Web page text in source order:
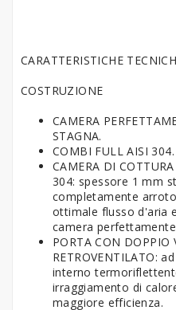
CARATTERISTICHE
COSTRUZIONE
CAMERA
STAGNA.
COMBI FULL AISI 304.
CAMERA DI
304: spessore 1 mm
completamente
ottimale flusso d'aria
camera
PORTA CON DOPPIO
RETROVENTILATO:
interno
irraggiamento di
maggiore efficienza.